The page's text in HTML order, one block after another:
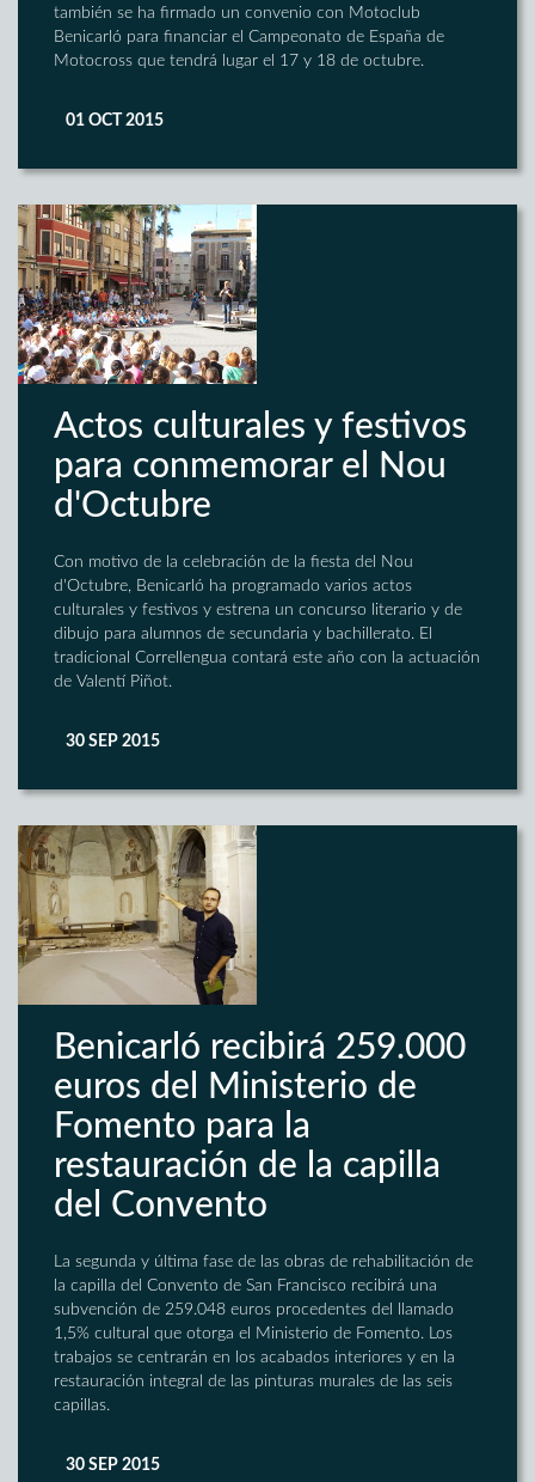
también se ha firmado un convenio con Motoclub
Benicarló para financiar el Campeonato de España de
Motocross que tendrá lugar el 17 y 18 de octubre.
01 OCT 2015
Actos culturales y festivos
para conmemorar el Nou
d'Octubre
Con motivo de la celebración de la fiesta del Nou
d'Octubre, Benicarló ha programado varios actos
culturales y festivos y estrena un concurso literario y de
dibujo para alumnos de secundaria y bachillerato. El
tradicional Correllengua contará este año con la actuación
de Valentí Piñot.
30 SEP 2015
Benicarló recibirá 259.000
euros del Ministerio de
Fomento para la
restauración de la capilla
del Convento
La segunda y última fase de las obras de rehabilitación de
la capilla del Convento de San Francisco recibirá una
subvención de 259.048 euros procedentes del llamado
1,5% cultural que otorga el Ministerio de Fomento. Los
trabajos se centrarán en los acabados interiores y en la
restauración integral de las pinturas murales de las seis
capillas.
30 SEP 2015